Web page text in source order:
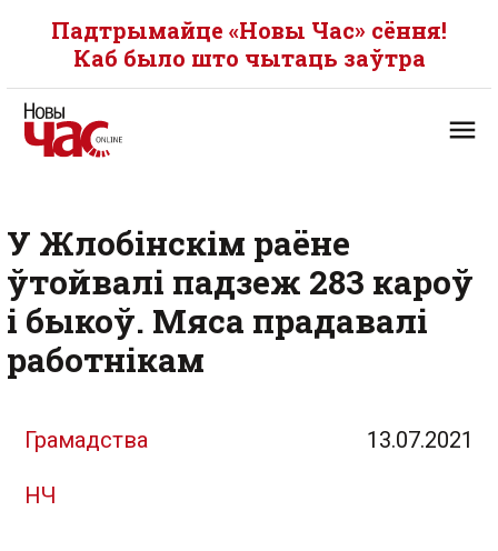
Падтрымайце «Новы Час» сёння!
Каб было што чытаць заўтра
У Жлобінскім раёне
ўтойвалі падзеж 283 кароў
і быкоў. Мяса прадавалі
работнікам
Грамадства 13.07.2021
НЧ